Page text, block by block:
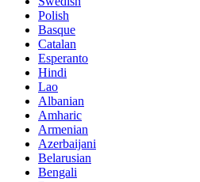
Polish
Basque
Catalan
Esperanto
Hindi
Lao
Albanian
Amharic
Armenian
Azerbaijani
Belarusian
Bengali